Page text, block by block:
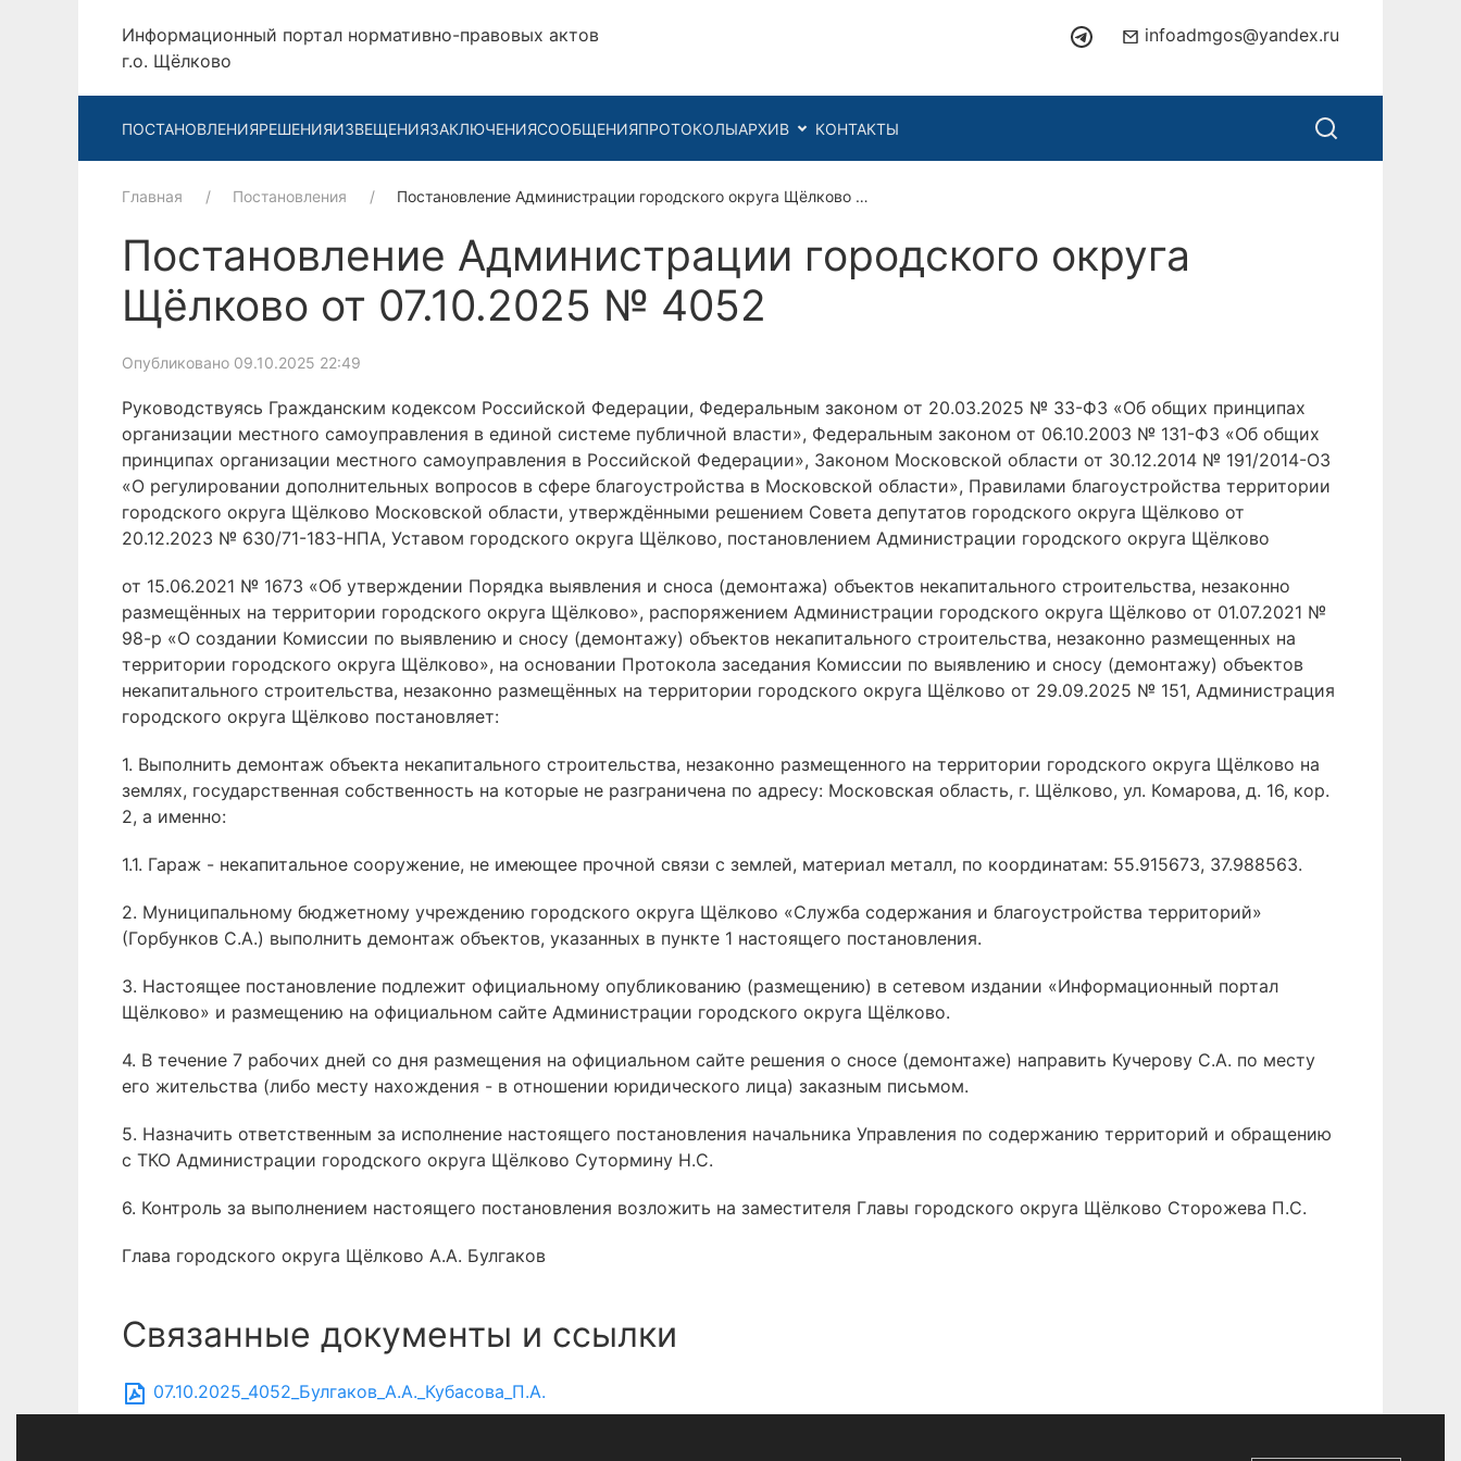
Информационный портал нормативно-правовых актов
г.о. Щёлково
infoadmgos@yandex.ru
ПОСТАНОВЛЕНИЯРЕШЕНИЯИЗВЕЩЕНИЯЗАКЛЮЧЕНИЯСООБЩЕНИЯПРОТОКОЛЫАРХИВ КОНТАКТЫ
Главная Постановления Постановление Администрации городского округа Щёлково …
Постановление Администрации городского округа
Щёлково от 07.10.2025 № 4052
Опубликовано 09.10.2025 22:49
Руководствуясь Гражданским кодексом Российской Федерации, Федеральным законом от 20.03.2025 № 33-ФЗ «Об общих принципах
организации местного самоуправления в единой системе публичной власти», Федеральным законом от 06.10.2003 № 131-ФЗ «Об общих
принципах организации местного самоуправления в Российской Федерации», Законом Московской области от 30.12.2014 № 191/2014-ОЗ
«О регулировании дополнительных вопросов в сфере благоустройства в Московской области», Правилами благоустройства территории
городского округа Щёлково Московской области, утверждёнными решением Совета депутатов городского округа Щёлково от
20.12.2023 № 630/71-183-НПА, Уставом городского округа Щёлково, постановлением Администрации городского округа Щёлково
от 15.06.2021 № 1673 «Об утверждении Порядка выявления и сноса (демонтажа) объектов некапитального строительства, незаконно
размещённых на территории городского округа Щёлково», распоряжением Администрации городского округа Щёлково от 01.07.2021 №
98-р «О создании Комиссии по выявлению и сносу (демонтажу) объектов некапитального строительства, незаконно размещенных на
территории городского округа Щёлково», на основании Протокола заседания Комиссии по выявлению и сносу (демонтажу) объектов
некапитального строительства, незаконно размещённых на территории городского округа Щёлково от 29.09.2025 № 151, Администрация
городского округа Щёлково постановляет:
1. Выполнить демонтаж объекта некапитального строительства, незаконно размещенного на территории городского округа Щёлково на
землях, государственная собственность на которые не разграничена по адресу: Московская область, г. Щёлково, ул. Комарова, д. 16, кор.
2, а именно:
1.1. Гараж - некапитальное сооружение, не имеющее прочной связи с землей, материал металл, по координатам: 55.915673, 37.988563.
2. Муниципальному бюджетному учреждению городского округа Щёлково «Служба содержания и благоустройства территорий»
(Горбунков С.А.) выполнить демонтаж объектов, указанных в пункте 1 настоящего постановления.
3. Настоящее постановление подлежит официальному опубликованию (размещению) в сетевом издании «Информационный портал
Щёлково» и размещению на официальном сайте Администрации городского округа Щёлково.
4. В течение 7 рабочих дней со дня размещения на официальном сайте решения о сносе (демонтаже) направить Кучерову С.А. по месту
его жительства (либо месту нахождения - в отношении юридического лица) заказным письмом.
5. Назначить ответственным за исполнение настоящего постановления начальника Управления по содержанию территорий и обращению
с ТКО Администрации городского округа Щёлково Сутормину Н.С.
6. Контроль за выполнением настоящего постановления возложить на заместителя Главы городского округа Щёлково Сторожева П.С.
Глава городского округа Щёлково А.А. Булгаков
Связанные документы и ссылки
07.10.2025_4052_Булгаков_А.А._Кубасова_П.А.